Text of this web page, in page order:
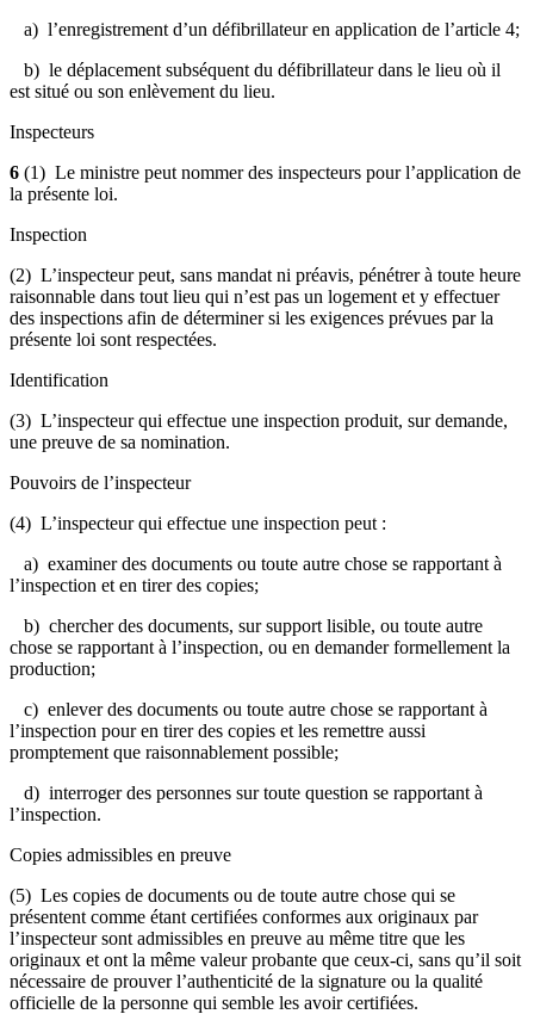
a) l’enregistrement d’un défibrillateur en application de l’article 4;
b) le déplacement subséquent du défibrillateur dans le lieu où il
est situé ou son enlèvement du lieu.
Inspecteurs
6 (1) Le ministre peut nommer des inspecteurs pour l’application de
la présente loi.
Inspection
(2) L’inspecteur peut, sans mandat ni préavis, pénétrer à toute heure
raisonnable dans tout lieu qui n’est pas un logement et y effectuer
des inspections afin de déterminer si les exigences prévues par la
présente loi sont respectées.
Identification
(3) L’inspecteur qui effectue une inspection produit, sur demande,
une preuve de sa nomination.
Pouvoirs de l’inspecteur
(4) L’inspecteur qui effectue une inspection peut :
a) examiner des documents ou toute autre chose se rapportant à
l’inspection et en tirer des copies;
b) chercher des documents, sur support lisible, ou toute autre
chose se rapportant à l’inspection, ou en demander formellement la
production;
c) enlever des documents ou toute autre chose se rapportant à
l’inspection pour en tirer des copies et les remettre aussi
promptement que raisonnablement possible;
d) interroger des personnes sur toute question se rapportant à
l’inspection.
Copies admissibles en preuve
(5) Les copies de documents ou de toute autre chose qui se
présentent comme étant certifiées conformes aux originaux par
l’inspecteur sont admissibles en preuve au même titre que les
originaux et ont la même valeur probante que ceux-ci, sans qu’il soit
nécessaire de prouver l’authenticité de la signature ou la qualité
officielle de la personne qui semble les avoir certifiées.